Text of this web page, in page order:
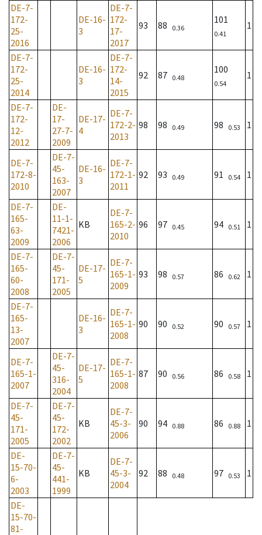
DE-7-
172-
25-
2016
DE-16-
3
DE-7-
172-
17-
2017
93 88 0.36
101
0.41
1
DE-7-
172-
25-
2014
DE-16-
3
DE-7-
172-
14-
2015
92 87 0.48
100
0.54
1
DE-7-
172-
12-
2012
DE-
17-
27-7-
2009
DE-17-
4
DE-7-
172-2-
2013
98 98 0.49 98 0.53 1
DE-7-
172-8-
2010
DE-7-
45-
163-
2007
DE-16-
3
DE-7-
172-1-
2011
92 93 0.49 91 0.54 1
DE-7-
165-
63-
2009
DE-
11-1-
7421-
2006
KB
DE-7-
165-2-
2010
96 97 0.45 94 0.51 1
DE-7-
165-
60-
2008
DE-7-
45-
171-
2005
DE-17-
5
DE-7-
165-1-
2009
93 98 0.57 86 0.62 1
DE-7-
165-
13-
2007
DE-16-
3
DE-7-
165-1-
2008
90 90 0.52 90 0.57 1
DE-7-
165-1-
2007
DE-7-
45-
316-
2004
DE-17-
5
DE-7-
165-1-
2008
87 90 0.56 86 0.58 1
DE-7-
45-
171-
2005
DE-7-
45-
172-
2002
KB
DE-7-
45-3-
2006
90 94 0.88 86 0.88 1
DE-
15-70-
6-
2003
DE-7-
45-
441-
1999
KB
DE-7-
45-3-
2004
92 88 0.48 97 0.53 1
DE-
15-70-
81-